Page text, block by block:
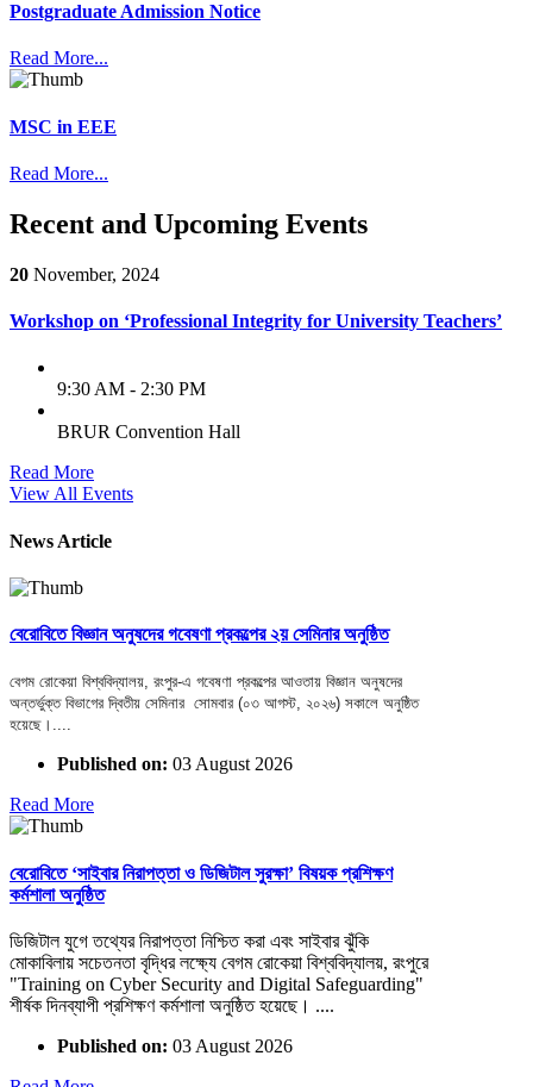
Postgraduate Admission Notice
Read More...
MSC in EEE
Read More...
Recent and Upcoming Events
20 November, 2024
Workshop on ‘Professional Integrity for University Teachers’
9:30 AM - 2:30 PM
BRUR Convention Hall
Read More
View All Events
News Article
বেরোবিতে বিজ্ঞান অনুষদের গবেষণা প্রকল্পের ২য় সেমিনার অনুষ্ঠিত
বেগম রোকেয়া বিশ্ববিদ্যালয়, রংপুর-এ গবেষণা প্রকল্পের আওতায় বিজ্ঞান অনুষদের
অন্তর্ভুক্ত বিভাগের দ্বিতীয় সেমিনার সোমবার (০৩ আগস্ট, ২০২৬) সকালে অনুষ্ঠিত
হয়েছে।....
Published on: 03 August 2026
Read More
বেরোবিতে ‘সাইবার নিরাপত্তা ও ডিজিটাল সুরক্ষা’ বিষয়ক প্রশিক্ষণ
কর্মশালা অনুষ্ঠিত
ডিজিটাল যুগে তথ্যের নিরাপত্তা নিশ্চিত করা এবং সাইবার ঝুঁকি
মোকাবিলায় সচেতনতা বৃদ্ধির লক্ষ্যে বেগম রোকেয়া বিশ্ববিদ্যালয়, রংপুরে
"Training on Cyber Security and Digital Safeguarding"
শীর্ষক দিনব্যাপী প্রশিক্ষণ কর্মশালা অনুষ্ঠিত হয়েছে। ....
Published on: 03 August 2026